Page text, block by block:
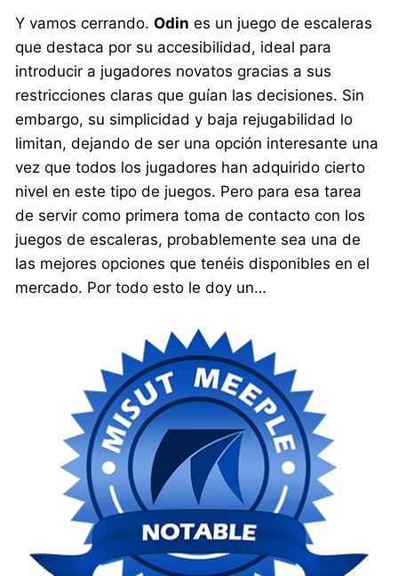
Y vamos cerrando.Odin es un juego de escaleras
que destaca por su accesibilidad, ideal para
introducir a jugadores novatos gracias a sus
restricciones claras que guían las decisiones. Sin
embargo, su simplicidad y baja rejugabilidad lo
limitan, dejando de ser una opción interesante una
vez que todos los jugadores han adquirido cierto
nivel en este tipo de juegos. Pero para esa tarea
de servir como primera toma de contacto con los
juegos de escaleras, probablemente sea una de
las mejores opciones que tenéis disponibles en el
mercado. Por todo esto le doy un…